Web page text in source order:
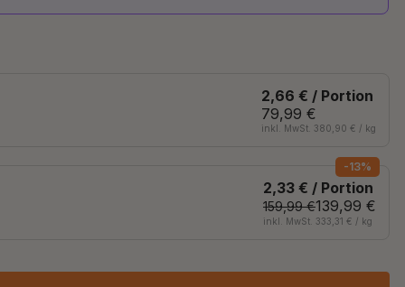
2,66 € / Portion
79,99 €
inkl. MwSt. 380,90 € / kg
-13%
2,33 € / Portion
159,99 €139,99 €
inkl. MwSt. 333,31 € / kg